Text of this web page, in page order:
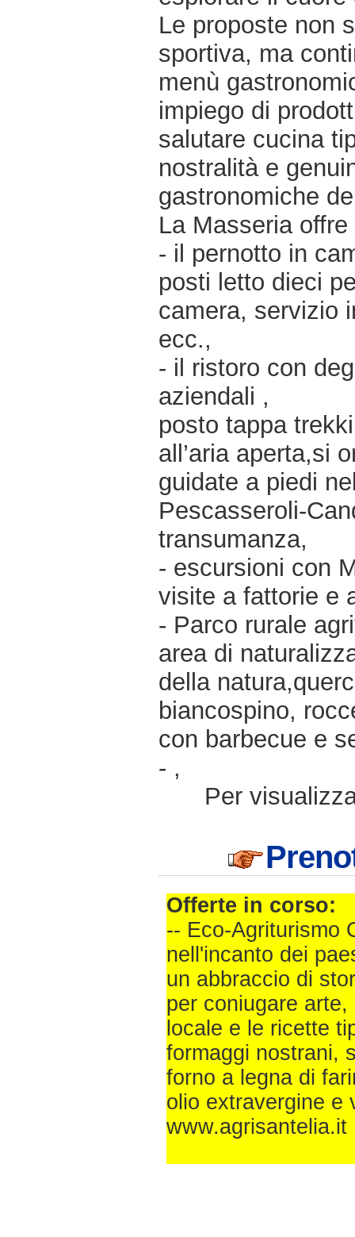
Le proposte non
sportiva, ma
menù
impiego di
salutare cucina
nostralità e
gastronomiche
La Masseria
- il pernotto in
posti letto dieci
camera, servizio
ecc.,
- il ristoro con
aziendali ,
posto tappa
all’aria aperta,si
guidate a piedi
Pescasseroli-
transumanza,
- escursioni con
visite a fattorie e
- Parco rurale
area di
della
biancospino,
con barbecue e
- ,
Per
Offerte in corso:
-- Eco-Agriturismo
nell'incanto dei
un abbraccio di
per coniugare
locale e le ricette
formaggi nostrani,
forno a legna di
olio extravergine e